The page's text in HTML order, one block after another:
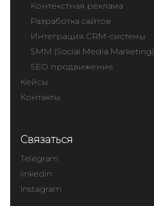
Контекстная реклама
Разработка сайтов
Интеграция CRM-системы
SMM (Social Media Marketing)
SEO продвижение
Кейсы
Контакты
Связаться
Telegram
linkedin
Instagram